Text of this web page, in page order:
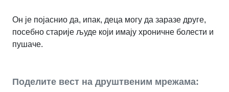
Он је појаснио да, ипак, деца могу да заразе друге,
посебно старије људе који имају хроничне болести и
пушаче.
Поделите вест на друштвеним мрежама: